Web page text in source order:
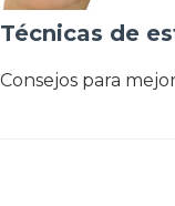
Técnicas de
Consejos para